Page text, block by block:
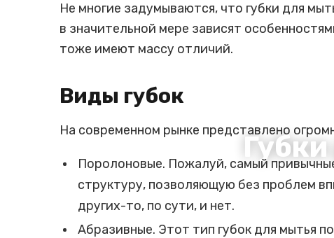
Не многие задумываются, что губки для
в значительной мере зависят
тоже имеют массу отличий.
Виды губок
На современном рынке представлено
Поролоновые. Пожалуй, самый
структуру, позволяющую без проблем
других-то, по сути, и нет.
Абразивные. Этот тип губок для мытья